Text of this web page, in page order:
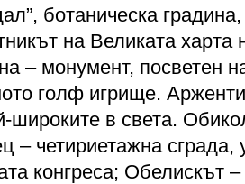
ботаническа
на Великата харта
– монумент, посветен
голф игрище.
широките в света.
– четириетажна
конгреса; Обелискът